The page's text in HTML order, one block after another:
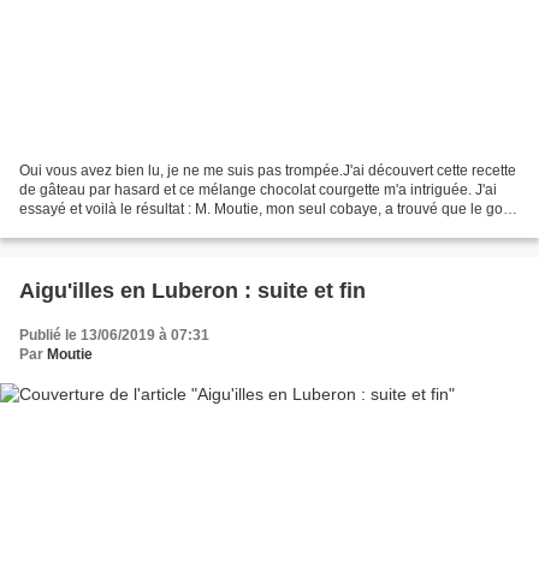
Oui vous avez bien lu, je ne me suis pas trompée.J'ai découvert cette recette
de gâteau par hasard et ce mélange chocolat courgette m'a intriguée. J'ai
essayé et voilà le résultat : M. Moutie, mon seul cobaye, a trouvé que le goût
Aigu'illes en Luberon : suite et fin
Publié le 13/06/2019 à 07:31
Par Moutie